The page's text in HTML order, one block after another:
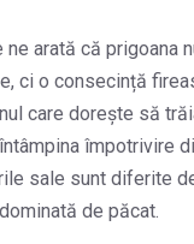
arată că prigoana
ci o consecință
care dorește să
împotrivire
sale sunt diferite
de păcat.